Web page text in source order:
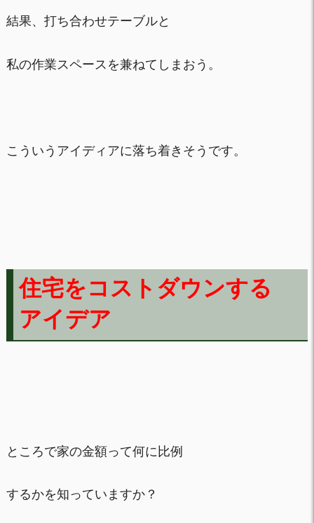
結果、打ち合わせテーブルと
私の作業スペースを兼ねてしまおう。
こういうアイディアに落ち着きそうです。
住宅をコストダウンする
アイデア
ところで家の金額って何に比例
するかを知っていますか？